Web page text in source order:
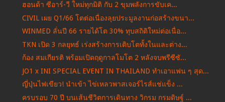
ฮอนด้า ซีอาร์-วี ใหม่ทุกมิติ กับ 2 ขุมพลังการขับเค...
CIVIL เผย Q1/66 โตต่อเนื่องลุยประมูลงานก่อสร้างขนา...
WINMED ลั่นปี 66 รายได้โต 30% ทุบสถิติใหม่ต่อเนื่อ...
TKN เปิด 3 กลยุทธ์ เร่งสร้างการเติบโตทั้งในและต่าง...
ก้อง สมเกียรติ พร้อมเปิดฤดูกาลโมโต 2 หลังจบพรีซีซั...
JO1 x INI SPECIAL EVENT IN THAILAND ทำเอาแฟน ๆ สุด...
ญี่ปุ่นไฟเขียว! นำเข้า ไข่เหลวพาสเจอร์ไรส์แช่แข็ง ...
ครบรอบ 70 ปี บนเส้นชีวิตการเดินทาง วิกรม กรมดิษฐ์ ...